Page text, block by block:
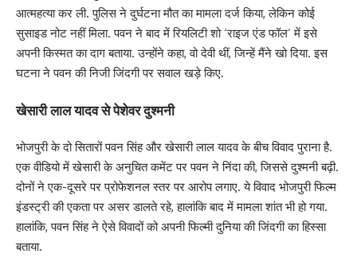
आत्महत्या कर ली. पुलिस ने दुर्घटना मौत का मामला दर्ज किया, लेकिन कोई
सुसाइड नोट नहीं मिला. पवन ने बाद में रियलिटी शो ‘राइज एंड फॉल’ में इसे
अपनी किस्मत का दाग बताया. उन्होंने कहा, वो देवी थीं, जिन्हें मैंने खो दिया. इस
घटना ने पवन की निजी जिंदगी पर सवाल खड़े किए.
खेसारी लाल यादव से पेशेवर दुश्मनी
भोजपुरी के दो सितारों पवन सिंह और खेसारी लाल यादव के बीच विवाद पुराना है.
एक वीडियो में खेसारी के अनुचित कमेंट पर पवन ने निंदा की, जिससे दुश्मनी बढ़ी.
दोनों ने एक-दूसरे पर प्रोफेशनल स्तर पर आरोप लगाए. ये विवाद भोजपुरी फिल्म
इंडस्ट्री की एकता पर असर डालते रहे, हालांकि बाद में मामला शांत भी हो गया.
हालांकि, पवन सिंह ने ऐसे विवादों को अपनी फिल्मी दुनिया की जिंदगी का हिस्सा
बताया.